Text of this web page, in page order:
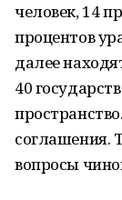
человек, 14
процентов
далее
40
соглашения.
вопросы